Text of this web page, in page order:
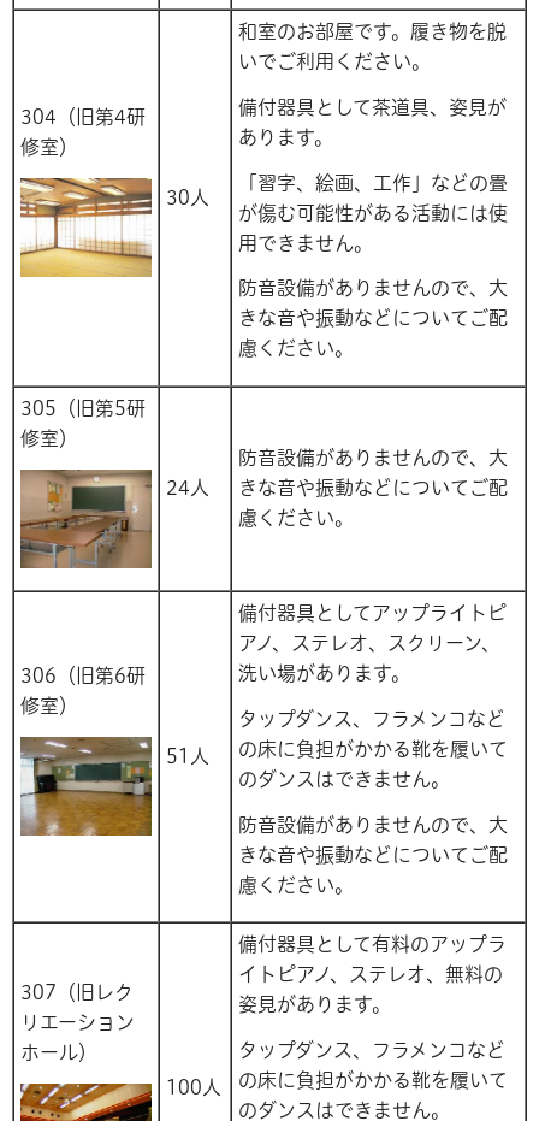
304（旧第4研
修室）
30人
和室のお部屋です。履き物を脱
いでご利用ください。
備付器具として茶道具、姿見が
あります。
「習字、絵画、工作」などの畳
が傷む可能性がある活動には使
用できません。
防音設備がありませんので、大
きな音や振動などについてご配
慮ください。
305（旧第5研
修室）
24人
防音設備がありませんので、大
きな音や振動などについてご配
慮ください。
306（旧第6研
修室）
51人
備付器具としてアップライトピ
アノ、ステレオ、スクリーン、
洗い場があります。
タップダンス、フラメンコなど
の床に負担がかかる靴を履いて
のダンスはできません。
防音設備がありませんので、大
きな音や振動などについてご配
慮ください。
307（旧レク
リエーション
ホール）
100人
備付器具として有料のアップラ
イトピアノ、ステレオ、無料の
姿見があります。
タップダンス、フラメンコなど
の床に負担がかかる靴を履いて
のダンスはできません。